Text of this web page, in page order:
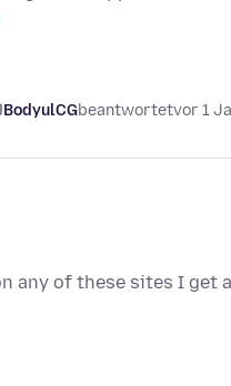
BodyulCGbeantwortetvor 1
any of these sites I get